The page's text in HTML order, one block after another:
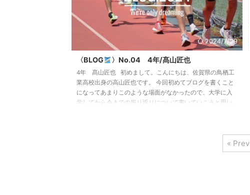
2024/7/29
〈BLOG 〉No.04 4年/髙山匠也
4年 髙山匠也 初めまして。こんにちは、佐賀県の鳥栖工
業高校出身の高山匠也です。 今回初めてブログを書くこと
になってあまりこのような場面がなかったので、大学に入
学してから今までの振り返りについて書いていこうと思い
ざまな大きな大会に出場させていただきましたが全く結果
を残すことができませんでした。入寮してすぐ、人生で初
« Prev